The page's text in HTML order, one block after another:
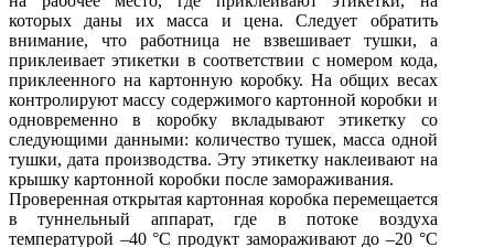
которых даны их масса и цена. Следует обратить
внимание, что работница не взвешивает тушки, а
приклеивает этикетки в соответствии с номером кода,
приклеенного на картонную коробку. На общих весах
контролируют массу содержимого картонной коробки и
одновременно в коробку вкладывают этикетку со
следующими данными: количество тушек, масса одной
тушки, дата производства. Эту этикетку наклеивают на
крышку картонной коробки после замораживания.
Проверенная открытая картонная коробка перемещается
в туннельный аппарат, где в потоке воздуха
температурой –40 °С продукт замораживают до –20 °С